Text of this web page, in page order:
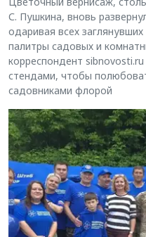
С. Пушкина, вновь
одаривая всех
палитры садовых и
корреспондент
стендами, чтобы
садовниками флорой